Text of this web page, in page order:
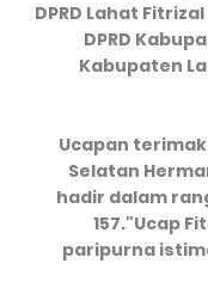
DPRD Lahat
DPRD
Kabupaten
Ucapan
Selatan
hadir dalam
157."Ucap
paripurna